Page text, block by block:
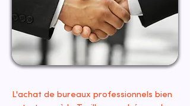
L'achat de bureaux professionnels bien